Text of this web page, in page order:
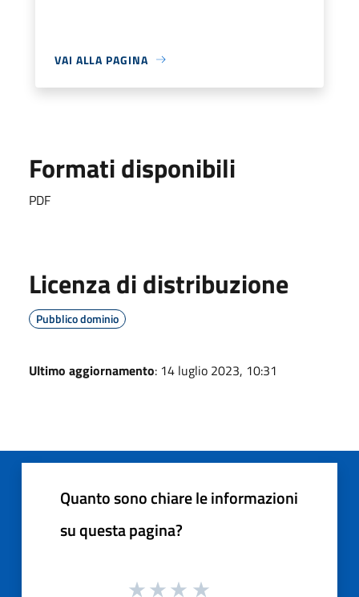
VAI ALLA PAGINA
Formati disponibili
PDF
Licenza di distribuzione
Pubblico dominio
Ultimo aggiornamento: 14 luglio 2023, 10:31
Quanto sono chiare le informazioni
su questa pagina?